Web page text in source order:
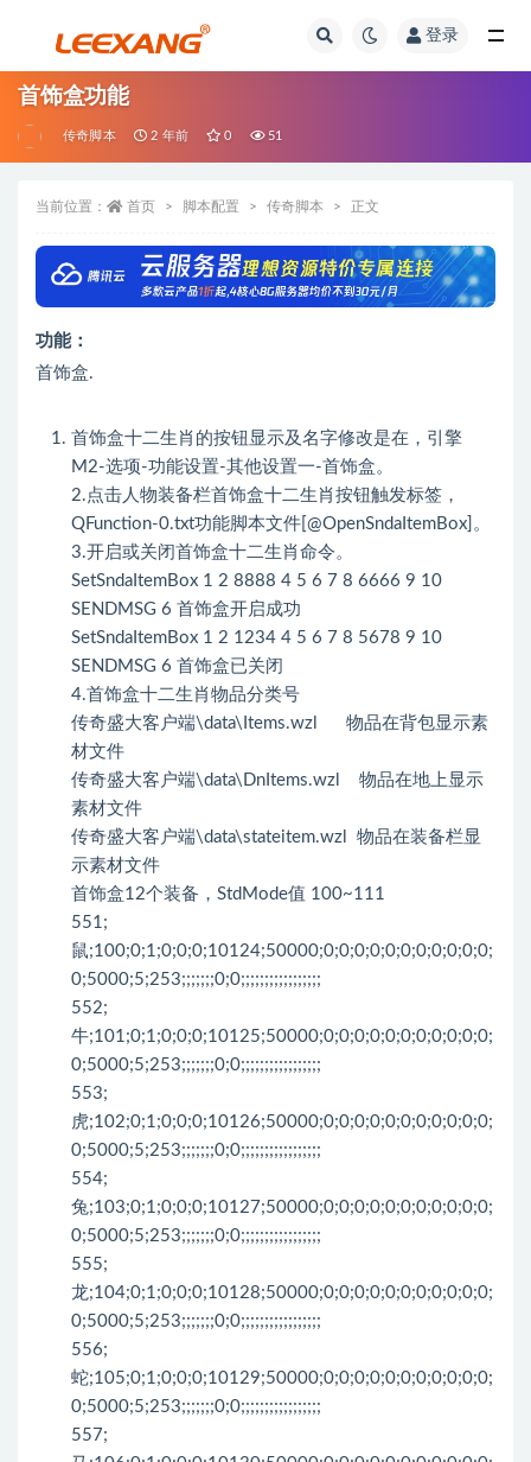
登录
首饰盒功能
传奇脚本 2 年前 0 51
当前位置： 首页 脚本配置 传奇脚本 正文
功能：
首饰盒.
首饰盒十二生肖的按钮显示及名字修改是在，引擎
M2-选项-功能设置-其他设置一-首饰盒。
2.点击人物装备栏首饰盒十二生肖按钮触发标签，
QFunction-0.txt功能脚本文件[@OpenSndaItemBox]。
3.开启或关闭首饰盒十二生肖命令。
SetSndaItemBox 1 2 8888 4 5 6 7 8 6666 9 10
SENDMSG 6 首饰盒开启成功
SetSndaItemBox 1 2 1234 4 5 6 7 8 5678 9 10
SENDMSG 6 首饰盒已关闭
4.首饰盒十二生肖物品分类号
传奇盛大客户端\data\Items.wzl 物品在背包显示素
材文件
传奇盛大客户端\data\DnItems.wzl 物品在地上显示
素材文件
传奇盛大客户端\data\stateitem.wzl 物品在装备栏显
示素材文件
首饰盒12个装备，StdMode值 100~111
551;
鼠;100;0;1;0;0;0;10124;50000;0;0;0;0;0;0;0;0;0;0;0;
0;5000;5;253;;;;;;;0;0;;;;;;;;;;;;;;;;;
552;
牛;101;0;1;0;0;0;10125;50000;0;0;0;0;0;0;0;0;0;0;0;
0;5000;5;253;;;;;;;0;0;;;;;;;;;;;;;;;;;
553;
虎;102;0;1;0;0;0;10126;50000;0;0;0;0;0;0;0;0;0;0;0;
0;5000;5;253;;;;;;;0;0;;;;;;;;;;;;;;;;;
554;
兔;103;0;1;0;0;0;10127;50000;0;0;0;0;0;0;0;0;0;0;0;
0;5000;5;253;;;;;;;0;0;;;;;;;;;;;;;;;;;
555;
龙;104;0;1;0;0;0;10128;50000;0;0;0;0;0;0;0;0;0;0;0;
0;5000;5;253;;;;;;;0;0;;;;;;;;;;;;;;;;;
556;
蛇;105;0;1;0;0;0;10129;50000;0;0;0;0;0;0;0;0;0;0;0;
0;5000;5;253;;;;;;;0;0;;;;;;;;;;;;;;;;;
557;